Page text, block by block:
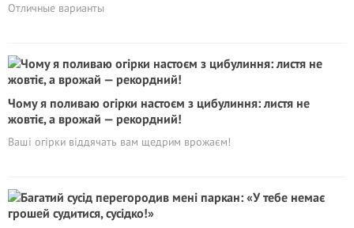
Отличные варианты
Чому я поливаю огірки настоєм з цибулиння: листя не
жовтіє, а врожай — рекордний!
Ваші огірки віддячать вам щедрим врожаєм!